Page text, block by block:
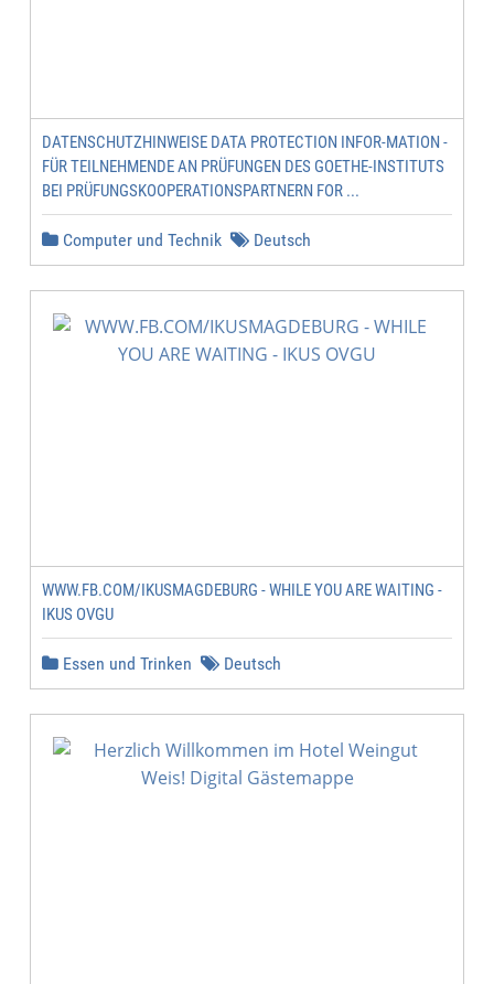
DATENSCHUTZHINWEISE DATA PROTECTION INFOR-MATION -
FÜR TEILNEHMENDE AN PRÜFUNGEN DES GOETHE-INSTITUTS
BEI PRÜFUNGSKOOPERATIONSPARTNERN FOR ...
Computer und Technik Deutsch
WWW.FB.COM/IKUSMAGDEBURG - WHILE YOU ARE WAITING -
IKUS OVGU
Essen und Trinken Deutsch